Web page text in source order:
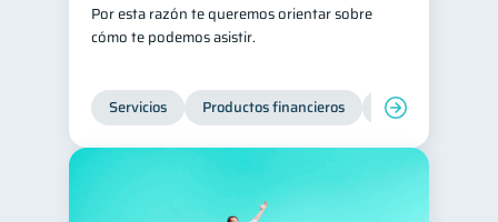
Por esta razón te queremos orientar sobre
cómo te podemos asistir.
Servicios Productos financieros Inclusión